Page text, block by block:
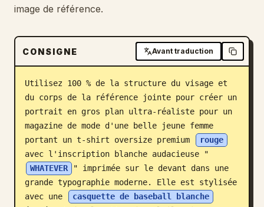
Blog
Mises à jour
image de référence.
CONSIGNE Avant traduction
Utilisez 100 % de la structure du visage et
du corps de la référence jointe pour créer un
portrait en gros plan ultra-réaliste pour un
magazine de mode d'une belle jeune femme
portant un t-shirt oversize premium
rouge
avec l'inscription blanche audacieuse "
WHATEVER
" imprimée sur le devant dans une
grande typographie moderne. Elle est stylisée
avec une
casquette de baseball blanche